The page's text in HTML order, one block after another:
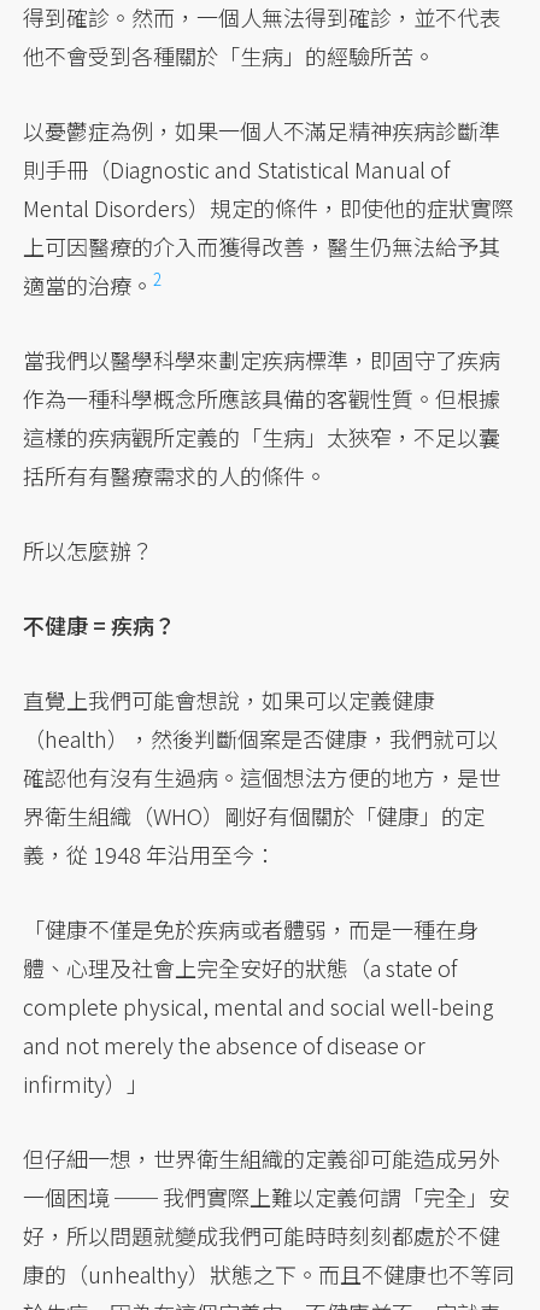
得到確診。然而，一個人無法得到確診，並不代表
他不會受到各種關於「生病」的經驗所苦。
以憂鬱症為例，如果一個人不滿足精神疾病診斷準
則手冊（Diagnostic and Statistical Manual of
Mental Disorders）規定的條件，即使他的症狀實際
上可因醫療的介入而獲得改善， 醫生仍無法給予其
適當的治療。2
當我們以醫學科學來劃定疾病標準，即固守了疾病
作為一種科學概念所應該具備的客觀性質。但根據
這樣的疾病觀所定義的「生病」太狹窄，不足以囊
括所有有醫療需求的人的條件。
所以怎麼辦？
不健康 = 疾病？
直覺上我們可能會想說，如果可以定義健康
（health），然後判斷個案是否健康，我們就可以
確認他有沒有生過病。這個想法方便的地方，是世
界衛生組織（WHO）剛好有個關於「健康」的定
義，從 1948 年沿用至今：
「健康不僅是免於疾病或者體弱，而是一種在身
體、心理及社會上完全安好的狀態（a state of
complete physical, mental and social well-being
and not merely the absence of disease or
infirmity）」
但仔細一想，世界衛生組織的定義卻可能造成另外
一個困境 ── 我們實際上難以定義何謂「完全」安
好，所以問題就變成我們可能時時刻刻都處於不健
康的（unhealthy）狀態之下。而且不健康也不等同